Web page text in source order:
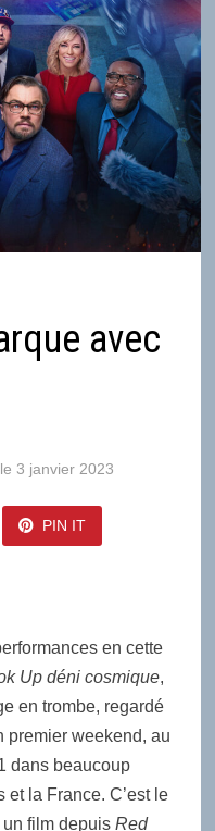
avec
3 janvier 2023
PIN IT
en cette
Up déni cosmique,
en trombe, regardé
premier weekend, au
dans beaucoup
et la France. C’est le
film depuis Red